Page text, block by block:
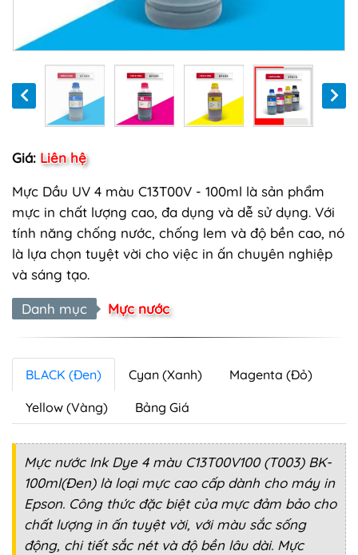
Giá: Liên hệ
Mực Dầu UV 4 màu C13T00V - 100ml là sản phẩm
mực in chất lượng cao, đa dụng và dễ sử dụng. Với
tính năng chống nước, chống lem và độ bền cao, nó
là lựa chọn tuyệt vời cho việc in ấn chuyên nghiệp
và sáng tạo.
Danh mục Mực nước
BLACK (Đen) Cyan (Xanh) Magenta (Đỏ)
Yellow (Vàng) Bảng Giá
Mực nước Ink Dye 4 màu C13T00V100 (T003) BK-
100ml(Đen) là loại mực cao cấp dành cho máy in
Epson. Công thức đặc biệt của mực đảm bảo cho
chất lượng in ấn tuyệt vời, với màu sắc sống
động, chi tiết sắc nét và độ bền lâu dài. Mực